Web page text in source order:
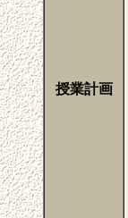
授業計画